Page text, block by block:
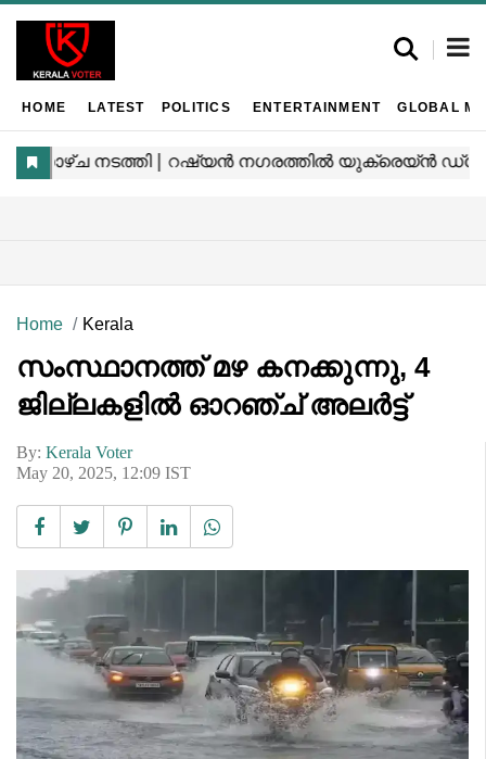
HOME LATEST POLITICS ENTERTAINMENT GLOBAL
Home Kerala
സംസ്ഥാനത്ത് മഴ കനക്കുന്നു, 4
ജില്ലകളിൽ ഓറഞ്ച് അലർട്ട്
By: Kerala Voter
May 20, 2025, 12:09 IST